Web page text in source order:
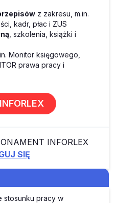
z zakresu, m.in.
kadr, płac i ZUS
, szkolenia, książki i
Monitor księgowego,
prawa pracy i
INFORLEX
SIĘ
stosunku pracy w